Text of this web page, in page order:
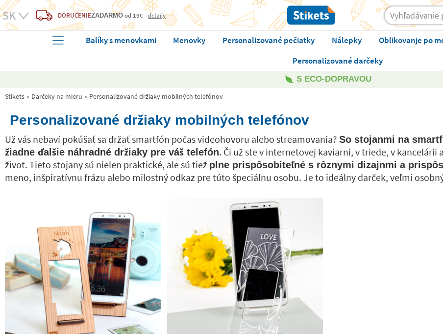
DORUČENIEZADARMO od 19€ detaily
Balíky s menovkami Menovky Personalizované pečiatky Nálepky Oblikovanje po
Personalizované darčeky
S ECO-DOPRAVOU
Stikets Darčeky na mieru Personalizované držiaky mobilných telefónov
Personalizované držiaky mobilných telefónov
Už vás nebaví pokúšať sa držať smartfón počas videohovoru alebo streamovania? So stojanmi na
žiadne ďalšie náhradné držiaky pre váš telefón. Či už ste v internetovej kaviarni, v triede, v
život. Tieto stojany sú nielen praktické, ale sú tiež plne prispôsobiteľné s rôznymi dizajnmi a
meno, inšpiratívnu frázu alebo milostný odkaz pre túto špeciálnu osobu. Je to ideálny darček, veľmi